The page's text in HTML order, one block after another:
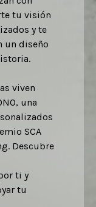
tu visión
y te
un diseño
viven
una
SCA
Descubre
ti y
tu
y
el
creas un
para
fiel a tu
ingresos
y